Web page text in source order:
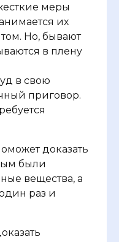
меры
их
Но, бывают
в плену
в свою
приговор.
доказать
были
вещества, а
раз и